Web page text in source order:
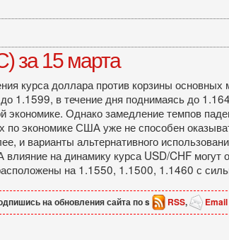
за 15 марта
курса доллара против корзины
1.1599, в течение дня поднимаясь до
экономике. Однако замедление темпов
по экономике США уже не способен
и варианты альтернативного
на динамику курса USD/CHF могут
на 1.1550, 1.1500, 1.1460 с
на обновления сайта по s RSS, Email